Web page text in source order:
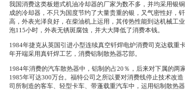
我国消费这类板翅式机油冷却器的厂家为数不多，并均采用银
成的冷却器，不只为国度节约了大量贵重的银，又气密性好，
高，外表光泽良好，在柴油机上运用，其传热性能到达机械工
泡115小时，外表无锈斑腐蚀，并大大降低了消费本钱。
1984年捷克从英国引进小型连续真空钎焊电炉消费司克达载重
年开端采用真钎焊工艺，消费铝制散热器芯部。
1984年消费的汽车散热器中，铝制的占20％，后来对下属的
1985年可达300万台。福特公司之所以要对消费线停止技术改
司所制造的客车、轻型卡车、带蓬载重汽车中，运用铝制散热器